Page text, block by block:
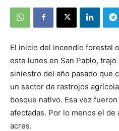
El inicio del incendio forestal
este lunes en San Pablo,
siniestro del año pasado que
un sector de rastrojos
bosque nativo. Esa vez
afectadas. Por lo menos el de
acres.